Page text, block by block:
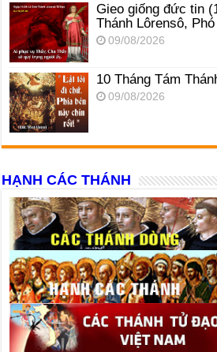
Gieo giống đức tin
Thánh Lôrensô,
09/08/2026
10 Tháng Tám
09/08/2026
HẠNH CÁC THÁNH